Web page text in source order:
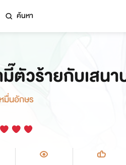
ค้นหา
ตัวร้ายกับเสน
มื่นอักษร